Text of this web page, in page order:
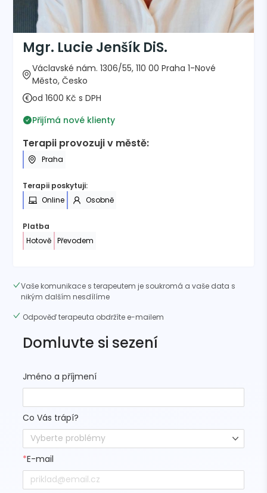
Mgr. Lucie Jenšík DiS.
Václavské nám. 1306/55, 110 00 Praha 1-Nové
Město, Česko
od 1600 Kč s DPH
Přijímá nové klienty
Terapii provozuji v městě:
Praha
Terapii poskytuji:
Online
Osobně
Platba
Hotově
Převodem
Vaše komunikace s terapeutem je soukromá a vaše data s
nikým dalším nesdílíme
Odpověď terapeuta obdržíte e-mailem
Domluvte si sezení
Jméno a příjmení
Co Vás trápí?
Vyberte problémy
*E-mail